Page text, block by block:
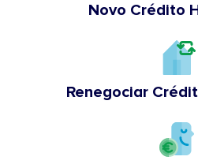
Novo Crédito
Renegociar